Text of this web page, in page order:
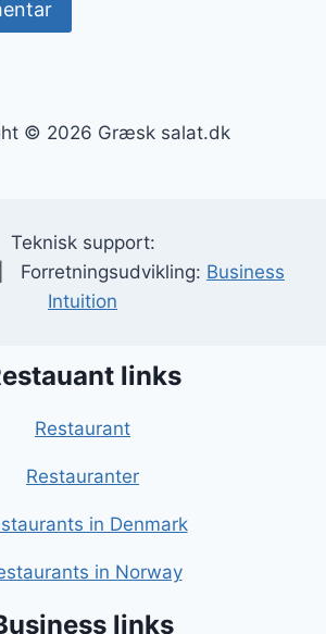
© 2026 Græsk salat.dk
Teknisk support:
Forretningsudvikling: Business
Intuition
links
Restaurant
Restauranter
in Denmark
in Norway
links